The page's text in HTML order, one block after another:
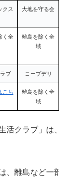
クス 大地を守る会
く全
離島を除く全
域
ブ コープデリ
こち
離島を除く全
域
活クラブ」は
、離島など一